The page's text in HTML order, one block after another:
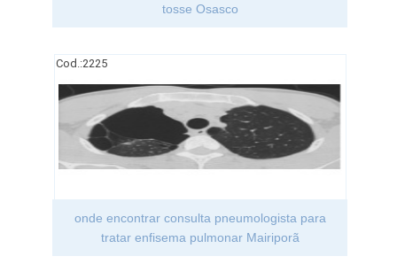
tosse Osasco
Cod.:2225
onde encontrar consulta pneumologista para
tratar enfisema pulmonar Mairiporã